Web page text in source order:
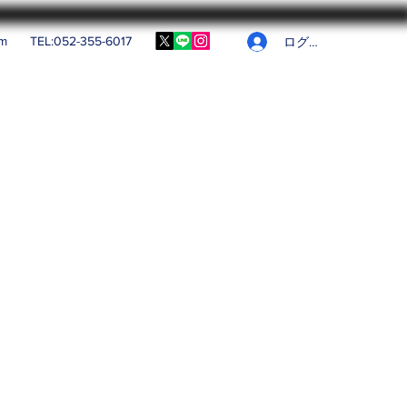
TEL:052-355-6017 ログイン